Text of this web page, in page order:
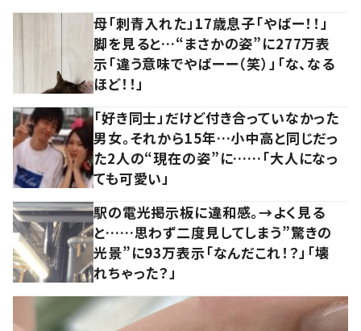
母「刺青入れた」17歳息子「やばー！！」
脚を見ると…“まさかの姿”に277万表
示「違う意味でやばーー（笑）」「な、なる
ほど！！」
「好き同士」だけど付き合っていなかった
男女。それから15年…小中高と同じだっ
た2人の“現在の姿”に……「大人になっ
ても可愛い」
駅の電光掲示板に違和感。→よく見る
と……思わず二度見してしまう”驚きの
光景”に93万表示「なんだこれ！？」「壊
れちゃった？」